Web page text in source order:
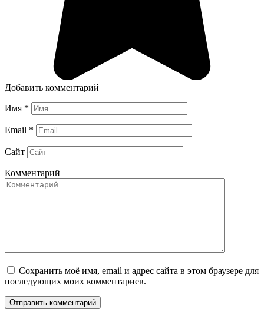
Добавить комментарий
Имя *
Email *
Сайт
Комментарий
Сохранить моё имя, email и адрес сайта в этом браузере для
последующих моих комментариев.